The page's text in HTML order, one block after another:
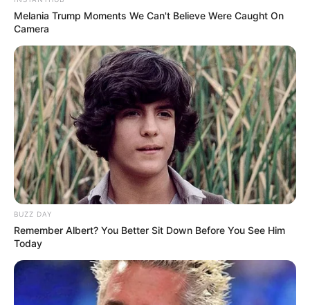
Serem! 9 Chat Ojek Online &
Pelanggan Ini Bikin Auto
Merinding
Bikin Ngakak, 10 Potret
Cosplay Murah Pakai Bahan
Seadanya
Melania Trump Moments We Can't Believe Were Caught On
Camera
BUZZ DAY
Remember Albert? You Better Sit Down Before You See Him
Today